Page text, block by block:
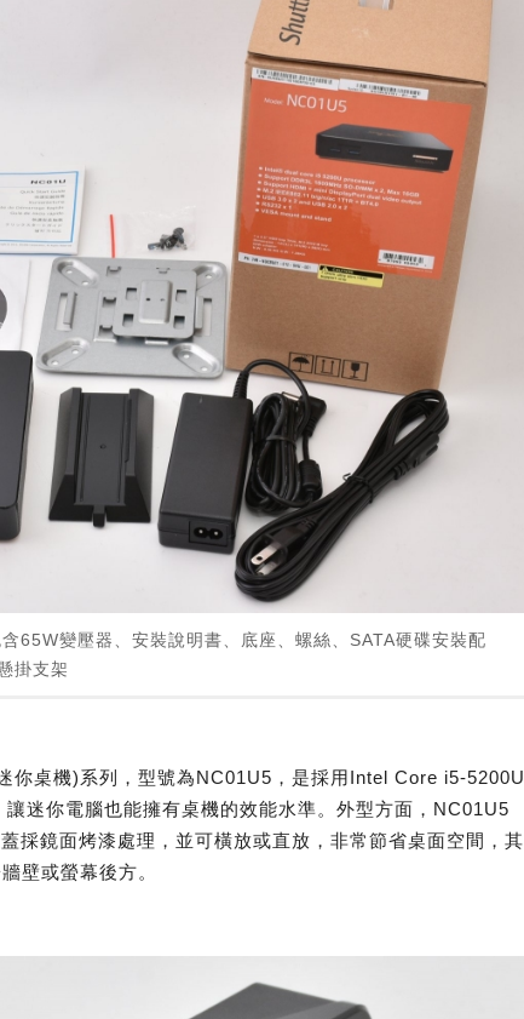
65W變壓器、安裝說明書、底座、螺絲、SATA硬碟安裝配
掛支架
你桌機)系列，型號為NC01U5，是採用Intel Core i5-5200U
迷你電腦也能擁有桌機的效能水準。外型方面，NC01U5
採鏡面烤漆處理，並可橫放或直放，非常節省桌面空間，其
壁或螢幕後方。